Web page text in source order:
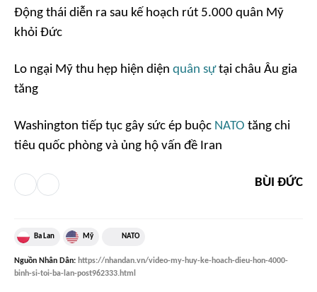
Động thái diễn ra sau kế hoạch rút 5.000 quân Mỹ
khỏi Đức
Lo ngại Mỹ thu hẹp hiện diện quân sựtại châu Âu gia
tăng
Washington tiếp tục gây sức ép buộc NATO tăng chi
tiêu quốc phòng và ủng hộ vấn đề Iran
BÙI ĐỨC
Ba Lan Mỹ NATO
Nguồn Nhân Dân: https://nhandan.vn/video-my-huy-ke-hoach-dieu-hon-4000-
binh-si-toi-ba-lan-post962333.html